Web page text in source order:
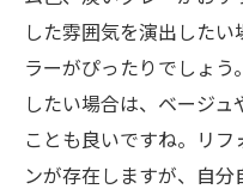
した雰囲気を演出した
ラーがぴったりでしょ
したい場合は、ベージ
ことも良いですね。リ
ンが存在しますが、自